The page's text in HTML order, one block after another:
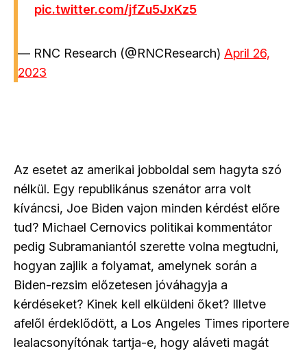
pic.twitter.com/jfZu5JxKz5
— RNC Research (@RNCResearch) April 26,
2023
Az esetet az amerikai jobboldal sem hagyta szó
nélkül. Egy republikánus szenátor arra volt
kíváncsi, Joe Biden vajon minden kérdést előre
tud? Michael Cernovics politikai kommentátor
pedig Subramaniantól szerette volna megtudni,
hogyan zajlik a folyamat, amelynek során a
Biden-rezsim előzetesen jóváhagyja a
kérdéseket? Kinek kell elküldeni őket? Illetve
afelől érdeklődött, a Los Angeles Times riportere
lealacsonyítónak tartja-e, hogy aláveti magát